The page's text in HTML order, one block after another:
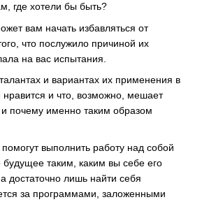
где хотели бы быть?
вам начать избавляться от
что послужило причиной их
на вас испытания.
и вариантах их применения в
и что, возможно, мешает
почему именно таким образом
выполнить работу над собой
будущее таким, каким вы себе его
достаточно лишь найти себя
за программами, заложенными